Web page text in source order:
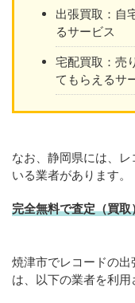
出張買取：自
るサービス
宅配買取：売
てもらえるサ
なお、静岡県には、
いる業者があります。
完全無料で査定（買
焼津市でレコードの
は、以下の業者を利用